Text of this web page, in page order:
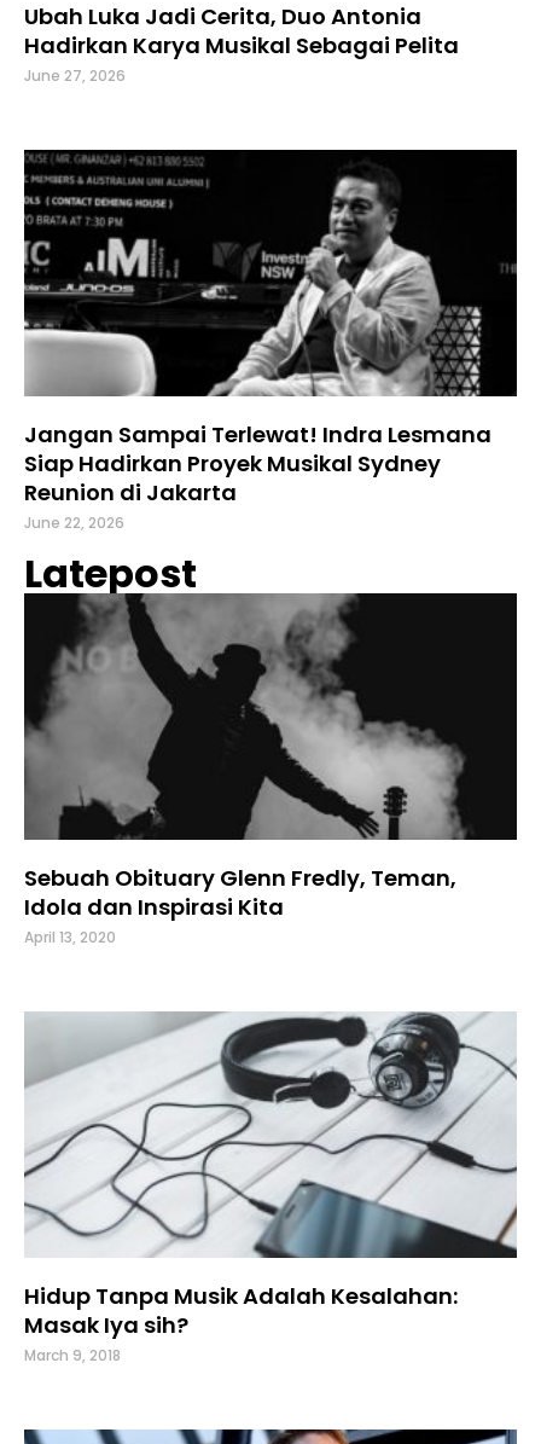
Ubah Luka Jadi Cerita, Duo Antonia
Hadirkan Karya Musikal Sebagai Pelita
June 27, 2026
Jangan Sampai Terlewat! Indra Lesmana
Siap Hadirkan Proyek Musikal Sydney
Reunion di Jakarta
June 22, 2026
Latepost
Sebuah Obituary Glenn Fredly, Teman,
Idola dan Inspirasi Kita
April 13, 2020
Hidup Tanpa Musik Adalah Kesalahan:
Masak Iya sih?
March 9, 2018